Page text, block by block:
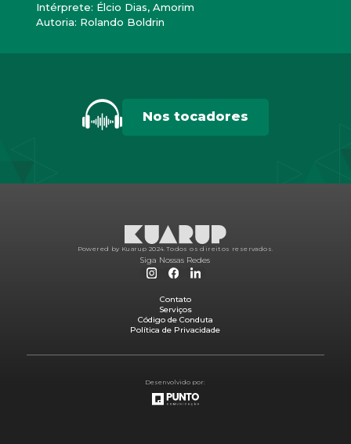
Intérprete: Élcio Dias, Amorim
Autoria: Rolando Boldrin
Nos tocadores
Powered by Kuarup 2024. Todos os direitos reservados.
Siga Nossas Redes
Contato
Serviços
Código de Conduta
Política de Privacidade
Desenvolvido por: